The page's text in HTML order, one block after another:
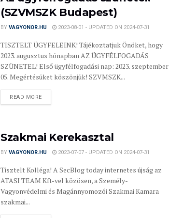
(SZVMSZK Budapest)
BY VAGYONOR.HU 2023-08-01 - UPDATED ON 2024-07-31
TISZTELT ÜGYFELEINK! Tájékoztatjuk Önöket, hogy
2023. augusztus hónapban AZ ÜGYFÉLFOGADÁS
SZÜNETEL! Első ügyfélfogadási nap: 2023. szeptember
05. Megértésüket köszönjük! SZVMSZK...
READ MORE
Szakmai Kerekasztal
BY VAGYONOR.HU 2023-07-07 - UPDATED ON 2024-07-31
Tisztelt Kolléga! A SecBlog today internetes újság az
ATASI TEAM Kft-vel közösen, a Személy-
Vagyonvédelmi és Magánnyomozói Szakmai Kamara
szakmai...